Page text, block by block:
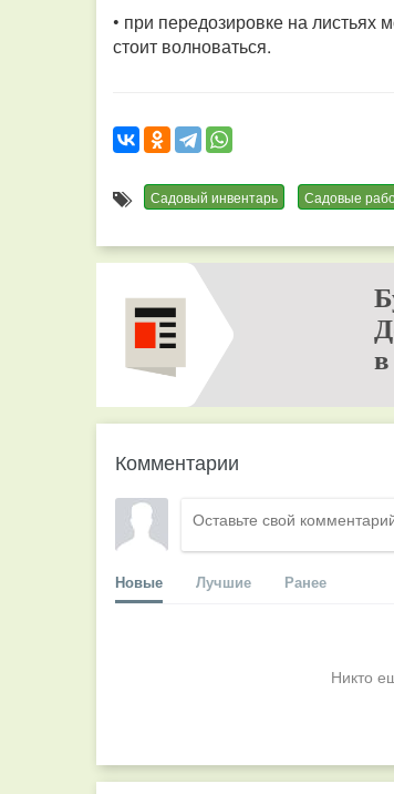
• при передозировке на листьях
стоит волноваться.
Садовый инвентарь Садовые
в
Комментарии
Новые Лучшие Ранее
Никто